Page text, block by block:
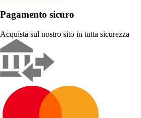
Pagamento sicuro
Acquista sul nostro sito in tutta sicurezza